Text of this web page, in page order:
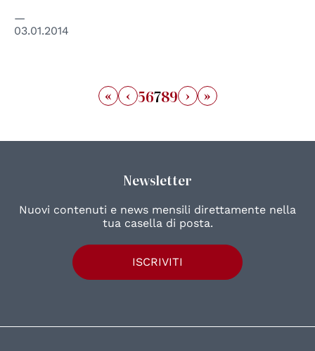
03.01.2014
« ‹ 56789 › »
Newsletter
Nuovi contenuti e news mensili direttamente nella
tua casella di posta.
ISCRIVITI